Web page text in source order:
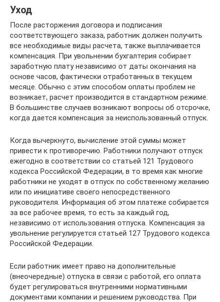
Уход
После расторжения договора и подписания
соответствующего заказа, работник должен получить
все необходимые виды расчета, также выплачивается
компенсация. При увольнении бухгалтерия собирает
заработную плату независимо от даты окончания на
основе часов, фактически отработанных в текущем
месяце. Обычно с этим способом оплаты проблем не
возникает, расчет производится в стандартном режиме.
В большинстве случаев возникают вопросы об отсрочке,
когда дается компенсация за неиспользованный отпуск.
Когда вычеркнуто, вычисление этой суммы может
привести к противоречию. Работники получают отпуск
ежегодно в соответствии со статьей 121 Трудового
кодекса Российской Федерации, в то время как многие
работники не уходят в отпуск по собственному желанию
или по инициативе своего непосредственного
руководителя. Информация об этом платеже собирается
за все рабочее время, то есть за каждый год,
независимо от использования отпуска. Компенсация за
увольнение регулируется статьей 127 Трудового кодекса
Российской Федерации.
Если работник имеет право на дополнительные
(внеочередные) отпуска в связи с работой, его оплата
будет регулироваться внутренними нормативными
документами компании и решением руководства. При